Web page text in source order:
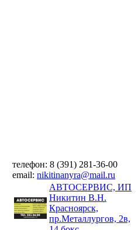
телефон: 8 (391) 281-36-00
email: nikitinanyra@mail.ru
АВТОСЕРВИС, ИП
Никитин В.Н.
Красноярск,
пр.Металлургов, 2в,